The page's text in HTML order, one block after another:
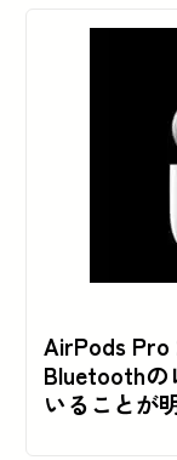
AirPods Pro
Bluetoothの
いることが